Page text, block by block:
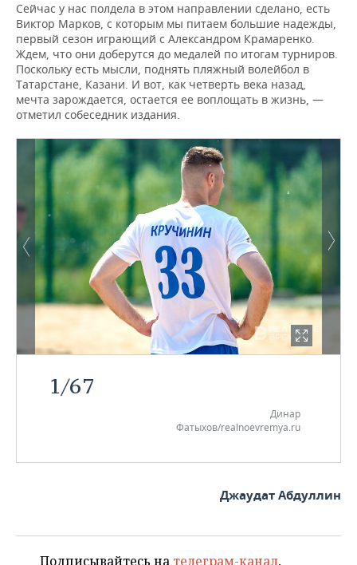
Сейчас у нас полдела в этом направлении сделано, есть
Виктор Марков, с которым мы питаем большие надежды,
первый сезон играющий с Александром Крамаренко.
Ждем, что они доберутся до медалей по итогам турниров.
Поскольку есть мысли, поднять пляжный волейбол в
Татарстане, Казани. И вот, как четверть века назад,
мечта зарождается, остается ее воплощать в жизнь, —
отметил собеседник издания.
1/67
Динар
Фатыхов/realnoevremya.ru
Джаудат Абдуллин
Подписывайтесь на телеграм-канал,